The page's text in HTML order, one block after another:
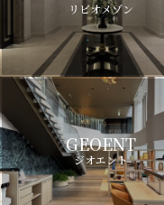
リビオメゾン
GEOENT
ジオエント